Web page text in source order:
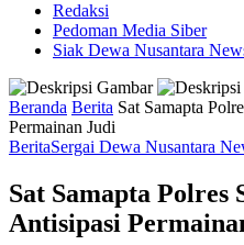
Redaksi
Pedoman Media Siber
Siak Dewa Nusantara
Beranda Berita Sat Samapta
Permainan Judi
BeritaSergai Dewa Nusantara
Sat Samapta Polres
Antisipasi